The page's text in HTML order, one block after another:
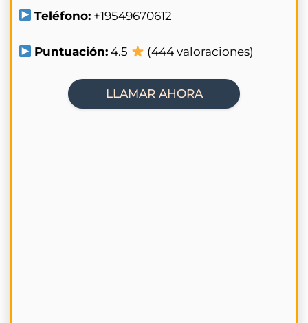
Teléfono: +19549670612
Puntuación: 4.5 (444 valoraciones)
LLAMAR AHORA